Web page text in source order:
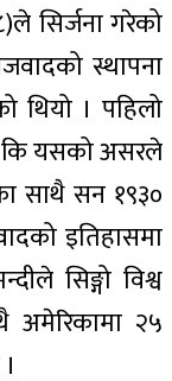
सिर्जना गरेको
स्थापना
थियो । पहिलो
कि यसको असरले
साथै सन १९३०
इतिहासमा
सिङ्गो विश्व
अमेरिकामा २५